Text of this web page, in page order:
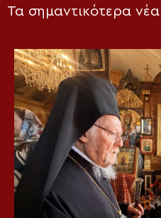
Τα σημαντικότερα νέα